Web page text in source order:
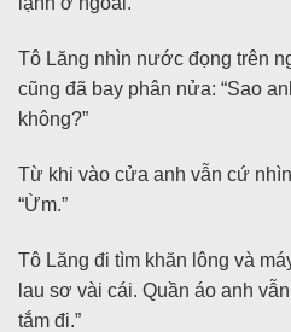
Tô Lăng nhìn nước đọng trên
cũng đã bay phân nửa: “Sao
không?”
Từ khi vào cửa anh vẫn cứ
“Ừm.”
Tô Lăng đi tìm khăn lông và
lau sơ vài cái. Quần áo anh
tắm đi.”